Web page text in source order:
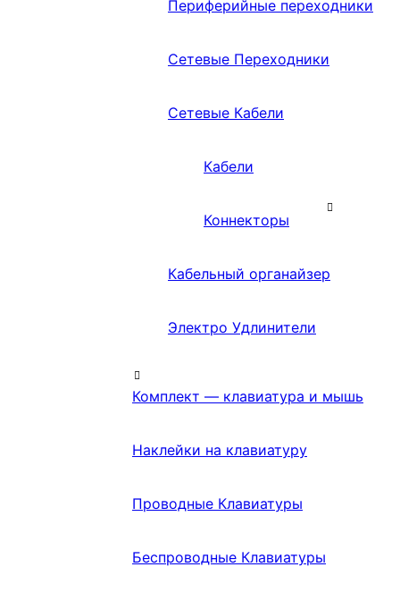
Периферийные переходники
Сетевые Переходники
Сетевые Кабели
Кабели
Коннекторы
Кабельный органайзер
Электро Удлинители
Комплект — клавиатура и мышь
Наклейки на клавиатуру
Проводные Клавиатуры
Беспроводные Клавиатуры